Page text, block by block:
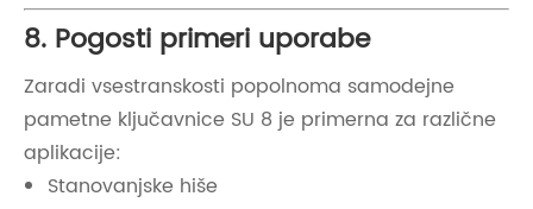
8. Pogosti primeri uporabe
Zaradi vsestranskosti popolnoma samodejne
pametne ključavnice SU 8 je primerna za različne
aplikacije:
Stanovanjske hiše